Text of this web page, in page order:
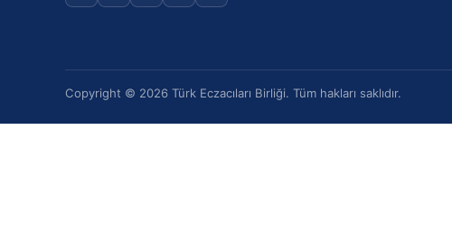
Copyright © 2026 Türk Eczacıları Birliği. Tüm hakları saklıdır.